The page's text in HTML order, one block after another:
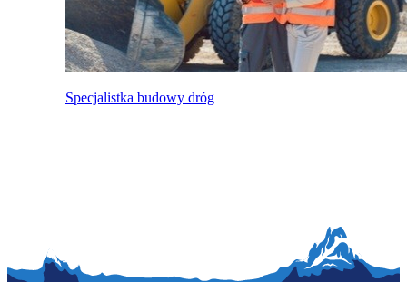
Specjalistka budowy dróg